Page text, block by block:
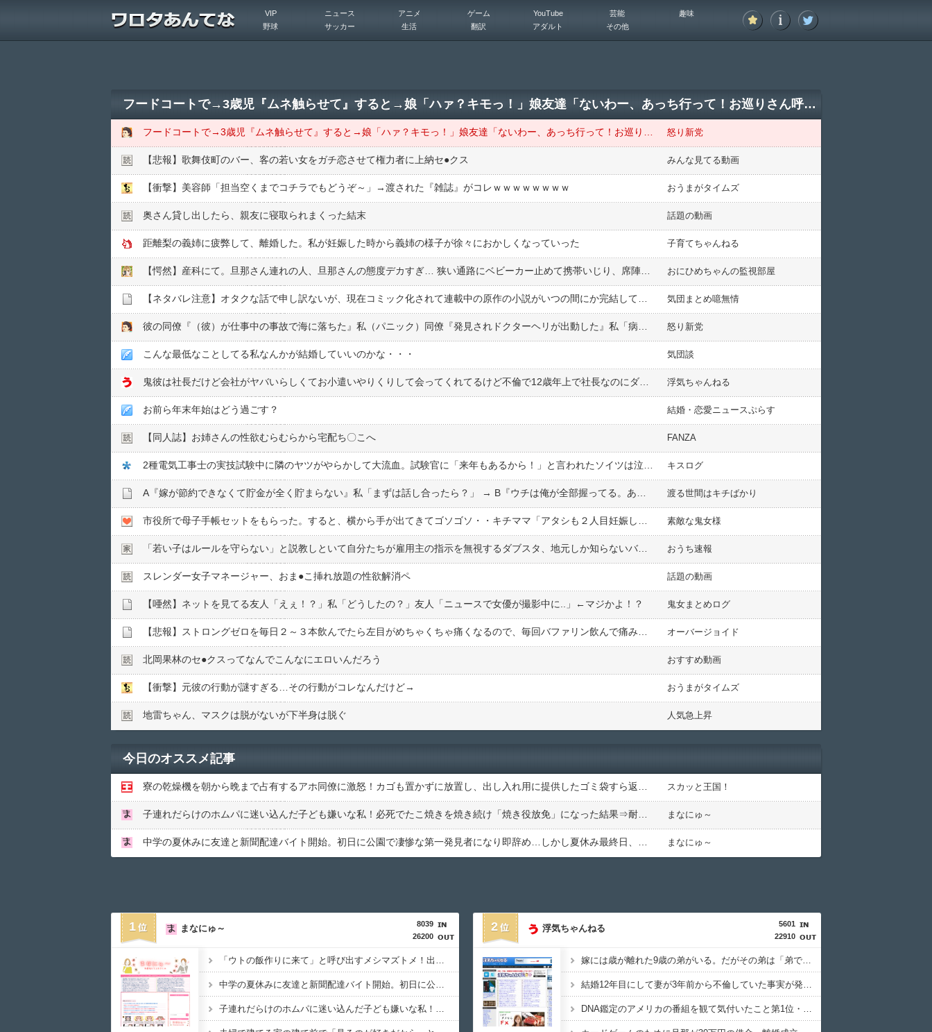
VIP ニュース アニメ ゲーム YouTube 芸能
趣味
野球
サッカー 生活 翻訳 アダルト その他
フードコートで→3歳児『ムネ触らせて』すると→娘「ハァ？キモっ！」娘友達「ないわー、あっち行って！お巡りさん呼ぶよ！」私「ママの所に行きなさい」すると→
怒り新党
【悲報】歌舞伎町のバー、客の若い女をガチ恋させて権力者に上納セ●︎クス みんな見てる動画
【衝撃】美容師「担当空くまでコチラでもどうぞ～」→渡された『雑誌』がコレｗｗｗｗｗｗｗｗ おうまがタイムズ
奥さん貸し出したら、親友に寝取られまくった結末 話題の動画
距離梨の義姉に疲弊して、離婚した。私が妊娠した時から義姉の様子が徐々におかしくなっていった 子育てちゃんねる
おにひめちゃんの監視部屋
気団まとめ噫無情
怒り新党
こんな最低なことしてる私なんかが結婚していいのかな・・・ 気団談
浮気ちゃんねる
お前ら年末年始はどう過ごす？ 結婚・恋愛ニュースぷらす
【同人誌】お姉さんの性欲むらむらから宅配ち〇こへ FANZA
キスログ
渡る世間はキチばかり
素敵な鬼女様
「若い子はルールを守らない」と説教しといて自分たちが雇用主の指示を無視するダブスタ、地元しか知らないババアにはよくあることだわ。 おうち速報
スレンダー女子マネージャー、おま●︎こ挿れ放題の性欲解消ペ 話題の動画
【唖然】ネットを見てる友人「えぇ！？」私「どうしたの？」友人「ニュースで女優が撮影中に..」←マジかよ！？ 鬼女まとめログ
オーバージョイド
北岡果林のセ●︎クスってなんでこんなにエロいんだろう おすすめ動画
【衝撃】元彼の行動が謎すぎる…その行動がコレなんだけど→ おうまがタイムズ
地雷ちゃん、マスクは脱がないが下半身は脱ぐ 人気急上昇
今日のオススメ記事
スカッと王国！
まなにゅ～
まなにゅ～
1
8039
26200
まなにゅ～
「ウトの飯作りに来て」と呼び出すメシマズトメ！出汁から取った絶品料理を作ると帰宅したトメが「味がない！」と発狂ｗｗｗ箸を置いた良ウトが言い放った言葉とは←良ウトさんの神対応にスカッとする
中学の夏休みに友達と新聞配達バイト開始。初日に公園で凄惨な第一発見者になり即辞め…しかし夏休み最終日、バイトを続けた友人の身に起きた「更なる悲劇」←このバイト先、呪われすぎだろ
子連れだらけのホムパに迷い込んだ子ども嫌いな私！必死でたこ焼きを焼き続け「焼き役放免」になった結果⇒耐え抜いて帰宅した私を襲った異変ｗｗｗ←ストレスで37.5度の熱が出るのは凄まじい
2
5601
22910
浮気ちゃんねる
嫁には歳が離れた9歳の弟がいる。だがその弟は「弟ではなかった」・・・
結婚12年目にして妻が3年前から不倫していた事実が発覚。仮面夫婦に近い俺ら夫婦だったがいざ発覚すると...
DNA鑑定のアメリカの番組を観て気付いたこと第1位・・・